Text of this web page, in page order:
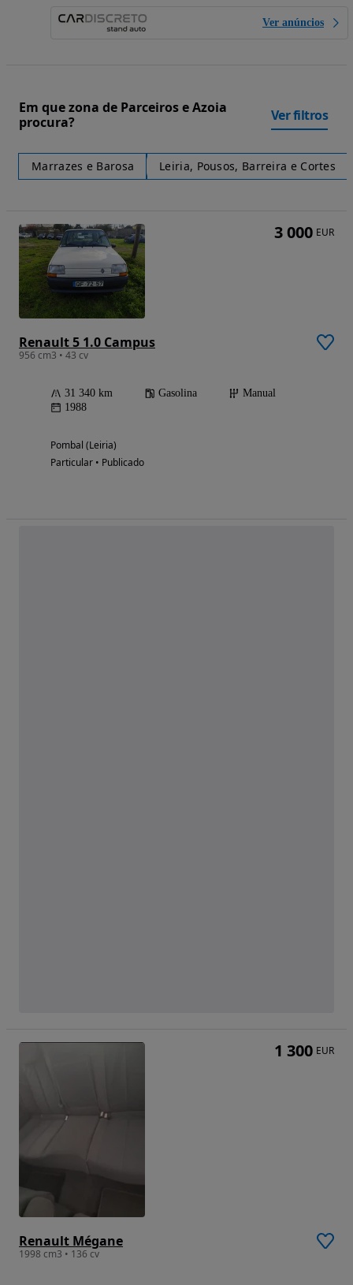
Ver anúncios
Em que zona de Parceiros e Azoia
procura?
Ver filtros
Marrazes e Barosa Leiria, Pousos, Barreira e Cortes
Renault 5 1.0 Campus
956 cm3 • 43 cv
31 340 km Gasolina
Manual
1988
Pombal (Leiria)
Particular • Publicado
3 000 EUR
Renault Mégane
1998 cm3 • 136 cv
1 300 EUR